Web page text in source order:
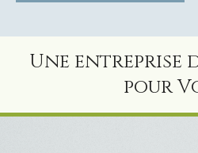
Une entreprise
pour